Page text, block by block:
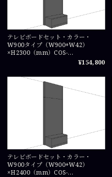
テレビボードセット・カラー・
W900タイプ（W900+W42）
×H2300（mm）COS-
¥154,800
テレビボードセット・カラー・
W900タイプ（W900+W42）
×H2400（mm）COS-